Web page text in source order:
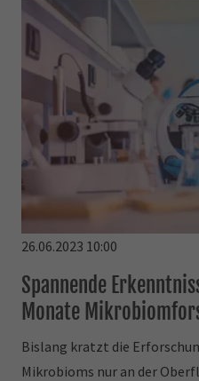
26.06.2023 10:00
Spannende
Monate
Bislang kratzt die
Mikrobioms nur an der